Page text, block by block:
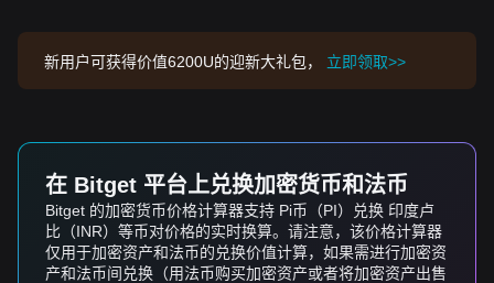
新用户可获得价值6200U的迎新大礼包， 立即领取>>
在 Bitget 平台上兑换加密货币和法币
Bitget 的加密货币价格计算器支持 Pi币（PI）兑换 印度卢
比（INR）等币对价格的实时换算。请注意，该价格计算器
仅用于加密资产和法币的兑换价值计算，如果需进行加密资
产和法币间兑换（用法币购买加密资产或者将加密资产出售